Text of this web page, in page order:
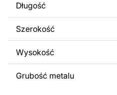
Jeśli masz jakiekolwiek
w dowolnym momencie –
Długość
Szerokość
Wysokość
Grubość metalu